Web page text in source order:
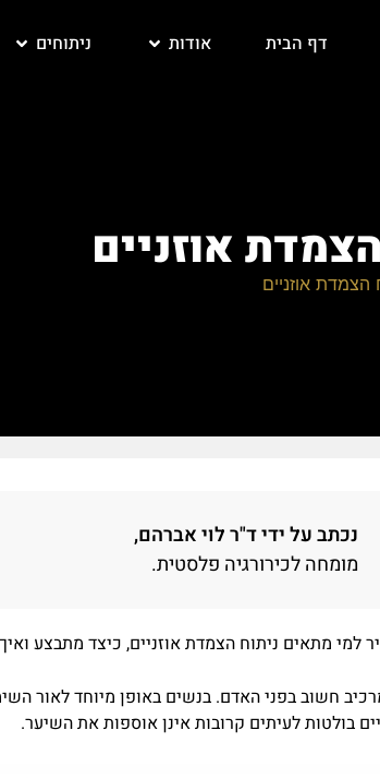
דף הבית אודות ניתוחים
אוזניים
הצמדת אוזניים
נכתב על ידי ד"ר לוי אברהם,
מומחה לכירורגיה פלסטית.
למי מתאים ניתוח הצמדת אוזניים, כיצד מתבצע
חשוב בפני האדם. בנשים באופן מיוחד לאור
בולטות לעיתים קרובות אינן אוספות את השיער.